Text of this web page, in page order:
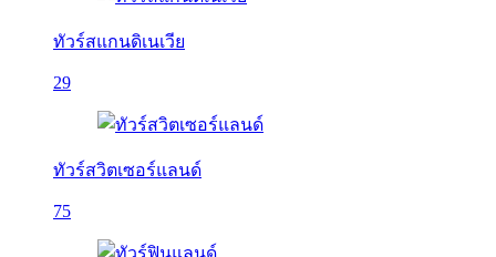
ทัวร์สแกนดิเนเวีย
29
ทัวร์สวิตเซอร์แลนด์
75